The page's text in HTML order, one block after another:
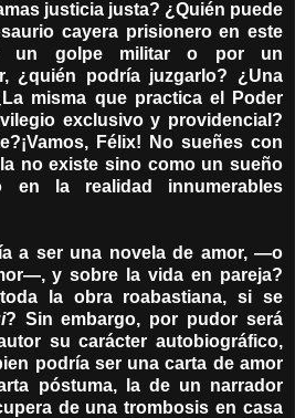
justicia justa? ¿Quién puede
cayera prisionero en este
un golpe militar o por un
¿quién podría juzgarlo? ¿Una
misma que practica el Poder
exclusivo y providencial?
Félix! No sueñes con
no existe sino como un sueño
la realidad innumerables
a ser una novela de amor, —o
y sobre la vida en pareja?
la obra roabastiana, si se
? Sin embargo, por pudor será
su carácter autobiográfico,
podría ser una carta de amor
póstuma, la de un narrador
de una trombosis en casa